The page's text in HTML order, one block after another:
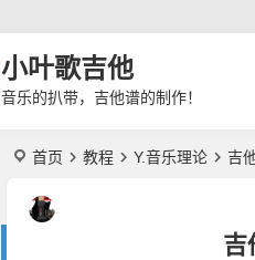
小叶歌吉他
音乐的扒带，吉他谱的制作！
首页 教程 Y.音乐理论 吉
吉